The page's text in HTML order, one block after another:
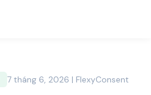
7 tháng 6, 2026 | FlexyConsent